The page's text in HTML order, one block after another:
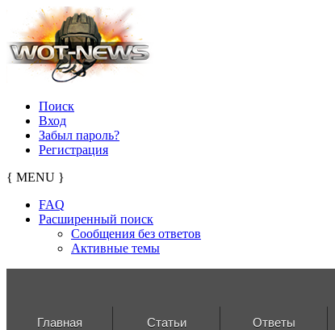
Поиск
Вход
Забыл пароль?
Регистрация
{ MENU }
FAQ
Расширенный поиск
Сообщения без ответов
Активные темы
Главная Статьи Ответы